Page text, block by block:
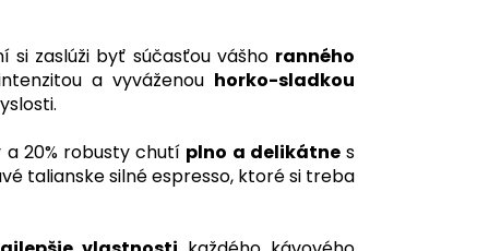
si zaslúži byť súčasťou vášho ranného
a vyváženou horko-sladkou
a 20% robusty chutí plno a delikátnes
talianske silné espresso, ktoré si treba